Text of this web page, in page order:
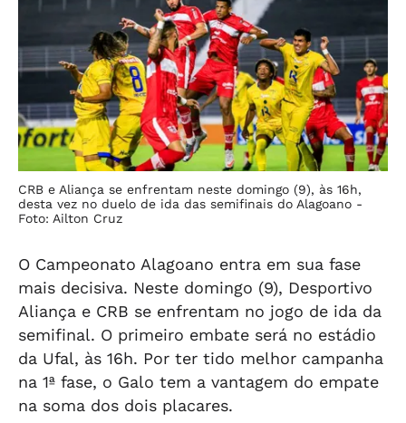
CRB e Aliança se enfrentam neste domingo (9), às 16h,
desta vez no duelo de ida das semifinais do Alagoano -
Foto: Ailton Cruz
O Campeonato Alagoano entra em sua fase
mais decisiva. Neste domingo (9), Desportivo
Aliança e CRB se enfrentam no jogo de ida da
semifinal. O primeiro embate será no estádio
da Ufal, às 16h. Por ter tido melhor campanha
na 1ª fase, o Galo tem a vantagem do empate
na soma dos dois placares.